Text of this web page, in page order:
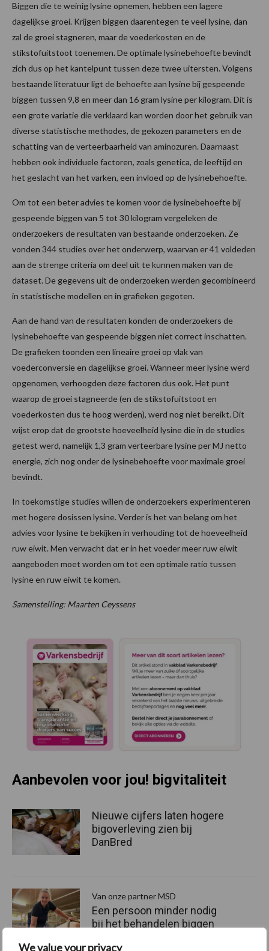
We value your privacy
Biggen die te weinig lysine opnemen, hebben een lagere
dagelijkse groei. Krijgen biggen daarentegen te veel lysine, dan
zal de groei stagneren, maar de voederkosten en de
stikstofuitstoot toenemen. De optimale lysinebehoefte bevindt
zich dus op het kantelpunt tussen deze twee uitersten. Volgens
bestaande literatuur ligt de behoefte aan lysine bij gespeende
biggen tussen 9,8 en meer dan 16 gram lysine per kilogram. Dit is
een grote variatie die verklaard kan worden door het gebruik van
diverse statistische methodes, de gekozen parameters en de
schatting van de verteerbaarheid van aminozuren. Daarnaast
hebben ook individuele factoren, zoals genetica, de leeftijd en
het geslacht van het varken, een invloed op de lysinebehoefte.
Om tot een beter advies te komen voor de lysinebehoefte bij
gespeende biggen van 5 tot 30 kilogram vergeleken de
onderzoekers de resultaten van bestaande onderzoeken. Ze
vonden 344 studies over het onderwerp, waarvan er 41 voldeden
aan de strenge criteria om deel uit te kunnen maken van de
dataset. De gegevens uit de onderzoeken werden gecombineerd
in statistische modellen en in grafieken gegoten.
Aan de hand van de resultaten konden de onderzoekers de
lysinebehoefte van gespeende biggen niet correct inschatten.
De grafieken toonden een lineaire groei op vlak van
voederconversie en dagelijkse groei. Wanneer meer lysine werd
opgenomen, verhoogden deze factoren dus ook. Het punt
waarop de groei stagneerde (en de stikstofuitstoot en
voederkosten dus te hoog werden), werd nog niet bereikt. Dit
wijst erop dat de grootste hoeveelheid lysine die in de studies
getest werd, namelijk 1,3 gram verteerbare lysine per MJ netto
energie, zich nog onder de lysinebehoefte voor maximale groei
bevindt.
In toekomstige studies willen de onderzoekers experimenteren
met hogere dosissen lysine. Verder is het van belang om het
advies voor lysine te bekijken in verhouding tot de hoeveelheid
ruw eiwit. Men verwacht dat er in het voeder meer ruw eiwit
aangeboden moet worden om tot een optimale ratio tussen
lysine en ruw eiwit te komen.
Samenstelling: Maarten Ceyssens
Aanbevolen voor jou! bigvitaliteit
Nieuwe cijfers laten hogere
bigoverleving zien bij
DanBred
Van onze partner MSD
Een persoon minder nodig
bij het behandelen biggen